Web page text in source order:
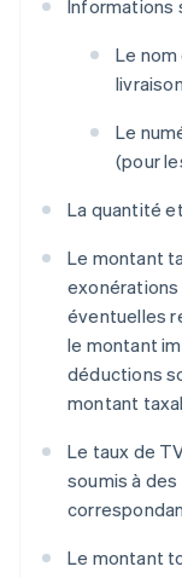
Informations
Le
Le
(pour
La quantité
Le montant
exonérations
éventuelles
le montant
déductions
montant
Le taux de
soumis à
Le montant